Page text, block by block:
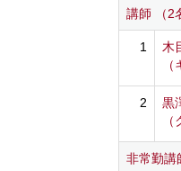
講師 （2
1
木
2
黒
非常勤講